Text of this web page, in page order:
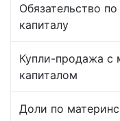
Обязательство
капиталу
Купли-продажа с
капиталом
Доли по